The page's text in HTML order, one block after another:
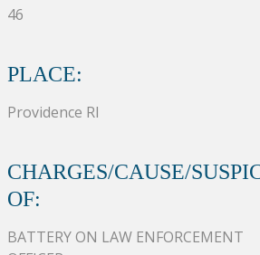
46
PLACE:
Providence RI
CHARGES/CAUSE/
OF:
BATTERY ON LAW ENFORCEMENT